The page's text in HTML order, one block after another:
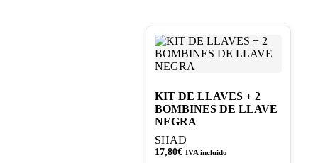
KIT DE LLAVES + 2
BOMBINES DE LLAVE
NEGRA
SHAD
17,80€ IVA incluido